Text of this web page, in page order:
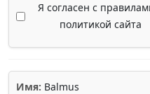
Я согласен с
политикой сайта
Имя: Balmus